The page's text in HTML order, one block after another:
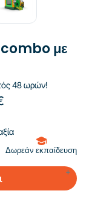
με
48 ωρών!
Δωρεάν εκπαίδευση